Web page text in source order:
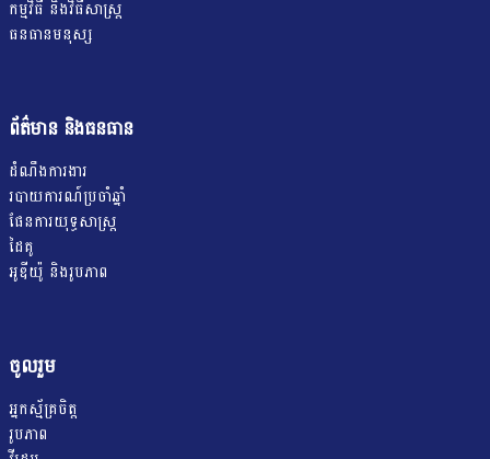
កម្មវិធី និងវិធីសាស្រ្ត
ធនធានមនុស្ស
ព័ត៌មាន និងធនធាន
ដំណឹងការងារ
របាយការណ៍ប្រចាំឆ្នាំ
ផែនការយុទ្ធសាស្ត្រ
ដៃគូ
អូឌីយ៉ូ និងរូបភាព
ចូលរួម
អ្នកស្ម័គ្រចិត្ត
រូបភាព